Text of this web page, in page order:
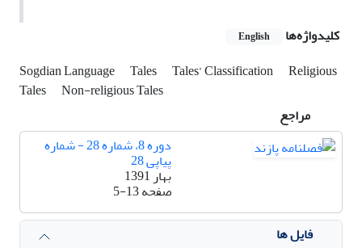
کلیدواژه‌ها
English
Sogdian Language Tales Tales’ Classification
Religious
Tales
Non-religious Tales
مراجع
دوره 8، شماره 28 - شماره
پیاپی 28
بهار 1391
صفحه5-13
فایل ها